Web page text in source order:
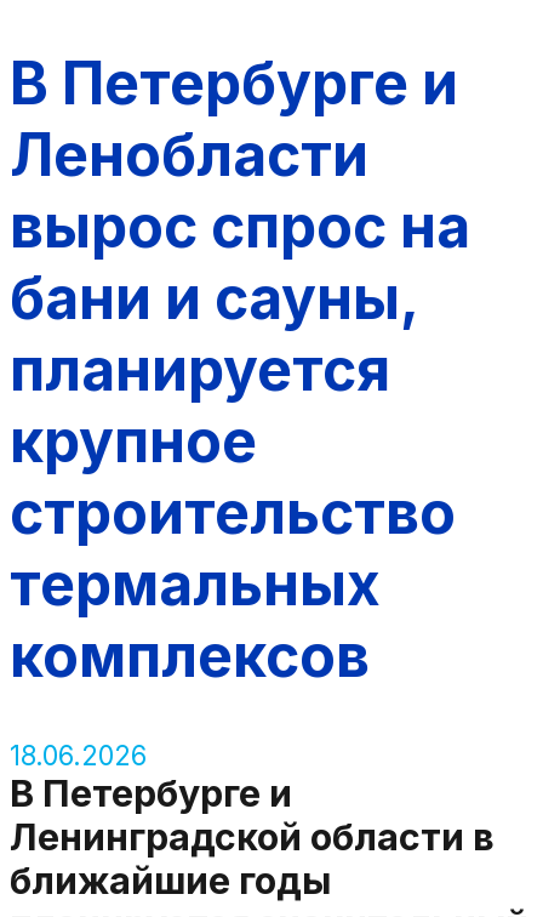
В Петербурге и
Ленобласти
вырос спрос на
бани и сауны,
планируется
крупное
строительство
термальных
комплексов
18.06.2026
В Петербурге и
Ленинградской области в
ближайшие годы